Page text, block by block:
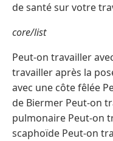
de santé sur votre
core/list
Peut-on travailler
travailler après la
avec une côte fêlée
de Biermer Peut-on
pulmonaire Peut-on
scaphoïde Peut-on